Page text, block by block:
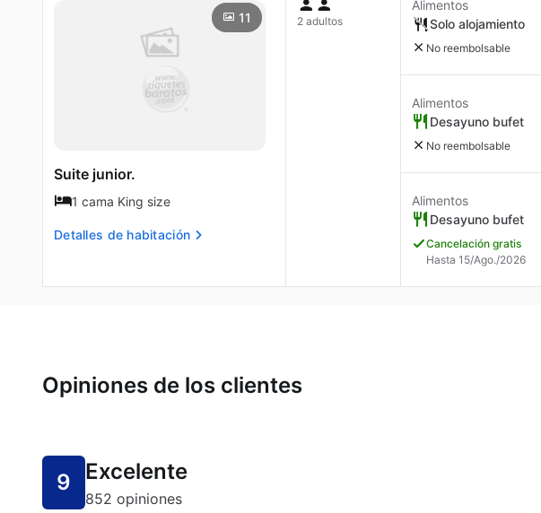
11
Suite junior.
1 cama King size
Detalles de habitación
2 adultos
Alimentos
Solo alojamiento
No reembolsable
Alimentos
Desayuno bufet
No reembolsable
Alimentos
Desayuno bufet
Cancelación gratis
Hasta 15/Ago./2026
Opiniones de los clientes
9 Excelente
852 opiniones